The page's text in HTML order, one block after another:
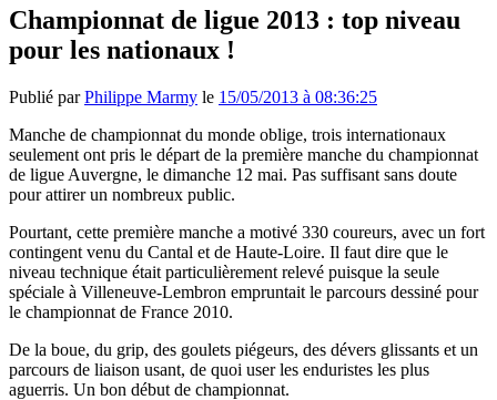
Championnat de ligue 2013 : top niveau
pour les nationaux !
Publié parPhilippe Marmy le 15/05/2013 à 08:36:25
Manche de championnat du monde oblige, trois internationaux
seulement ont pris le départ de la première manche du championnat
de ligue Auvergne, le dimanche 12 mai. Pas suffisant sans doute
pour attirer un nombreux public.
Pourtant, cette première manche a motivé 330 coureurs, avec un fort
contingent venu du Cantal et de Haute-Loire. Il faut dire que le
niveau technique était particulièrement relevé puisque la seule
spéciale à Villeneuve-Lembron empruntait le parcours dessiné pour
le championnat de France 2010.
De la boue, du grip, des goulets piégeurs, des dévers glissants et un
parcours de liaison usant, de quoi user les enduristes les plus
aguerris. Un bon début de championnat.